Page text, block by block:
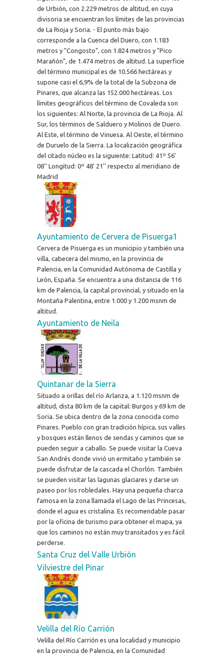
de Urbión, con 2.229 metros de altitud, en cuya
divisoria se encuentran los límites de las provincias
de La Rioja y Soria. - El punto más bajo
corresponde a la Cuenca del Duero, con 1.183
metros y "Congosto", con 1.824 metros y "Pico
Marañón", de 1.474 metros de altitud. La superficie
del término municipal es de 10.566 hectáreas y
supone casi el 6,9% de la total de la Subzona de
Pinares, que alcanza las 152.000 hectáreas. Los
límites geográficos del término de Covaleda son
los siguientes: Al Norte, la provincia de La Rioja. Al
Sur, los términos de Salduero y Molinos de Duero.
Al Este, el término de Vinuesa. Al Oeste, el término
de Duruelo de la Sierra. La localización geográfica
del citado núcleo es la siguiente: Latitud: 41º 56'
08'' Longitud: 0º 48' 21'' respecto al meridiano de
Madrid
Ayuntamiento de Cervera de Pisuerga1
Cervera de Pisuerga es un municipio y también una
villa, cabecera del mismo, en la provincia de
Palencia, en la Comunidad Autónoma de Castilla y
León, España. Se encuentra a una distancia de 116
km de Palencia, la capital provincial, y situado en la
Montaña Palentina, entre 1.000 y 1.200 msnm de
altitud.
Ayuntamiento de Neila
Quintanar de la Sierra
Situado a orillas del río Arlanza, a 1.120 msnm de
altitud, dista 80 km de la capital: Burgos y 69 km de
Soria. Se ubica dentro de la zona conocida como
Pinares. Pueblo con gran tradición hípica, sus valles
y bosques están llenos de sendas y caminos que se
pueden seguir a caballo. Se puede visitar la Cueva
San Andrés donde vivió un ermitaño y también se
puede disfrutar de la cascada el Chorlón. También
se pueden visitar las lagunas glaciares y darse un
paseo por los robledales. Hay una pequeña charca
famosa en la zona llamada el Lago de las Princesas,
donde el agua es cristalina. Es recomendable pasar
por la oficina de turismo para obtener el mapa, ya
que los caminos no están muy transitados y es fácil
perderse.
Santa Cruz del Valle Urbión
Vilviestre del Pinar
Velilla del Río Carrión
Velilla del Río Carrión es una localidad y municipio
en la provincia de Palencia, en la Comunidad